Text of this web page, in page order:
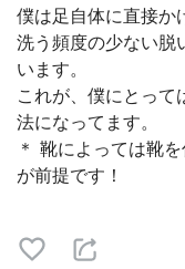
僕は足自体に直接か
洗う頻度の少ない脱
います。
これが、僕にとって
法になってます。
＊ 靴によっては靴
が前提です！